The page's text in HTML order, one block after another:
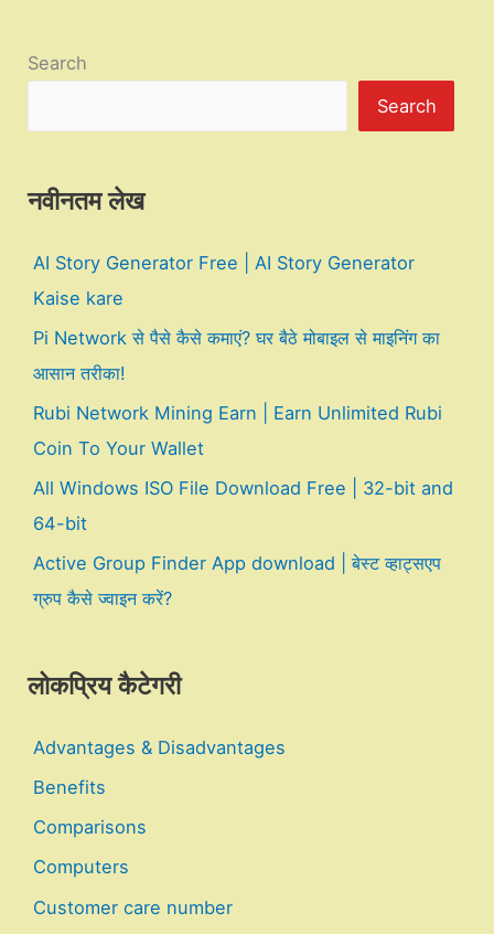
Search
Search
नवीनतम लेख
AI Story Generator Free | AI Story Generator
Kaise kare
Pi Network से पैसे कैसे कमाएं? घर बैठे मोबाइल से माइनिंग का
आसान तरीका!
Rubi Network Mining Earn | Earn Unlimited Rubi
Coin To Your Wallet
All Windows ISO File Download Free | 32-bit and
64-bit
Active Group Finder App download | बेस्ट व्हाट्सएप
ग्रुप कैसे ज्वाइन करें?
लोकप्रिय कैटेगरी
Advantages & Disadvantages
Benefits
Comparisons
Computers
Customer care number